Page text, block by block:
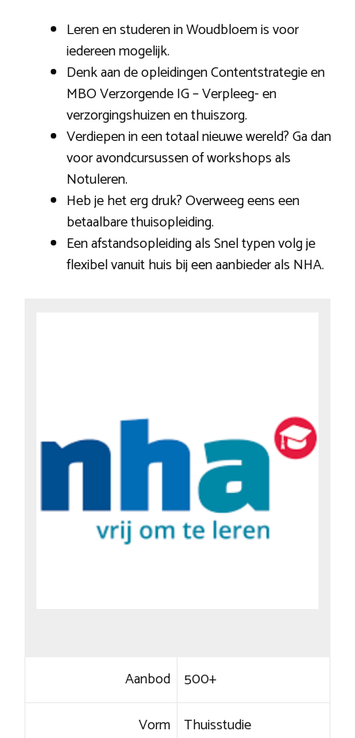
Leren en studeren in Woudbloem is voor
iedereen mogelijk.
Denk aan de opleidingen Contentstrategie en
MBO Verzorgende IG – Verpleeg- en
verzorgingshuizen en thuiszorg.
Verdiepen in een totaal nieuwe wereld? Ga dan
voor avondcursussen of workshops als
Notuleren.
Heb je het erg druk? Overweeg eens een
betaalbare thuisopleiding.
Een afstandsopleiding als Snel typen volg je
flexibel vanuit huis bij een aanbieder als NHA.
Aanbod 500+
Vorm Thuisstudie